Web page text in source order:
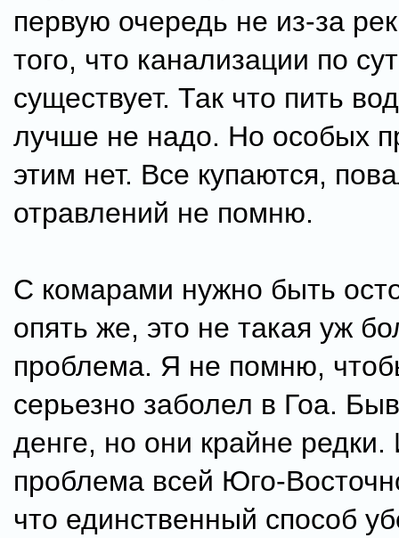
первую очередь не из-за
того, что канализации по
существует. Так что пить
лучше не надо. Но особых
этим нет. Все купаются,
отравлений не помню.
С комарами нужно быть
опять же, это не такая уж
проблема. Я не помню,
серьезно заболел в Гоа.
денге, но они крайне редки.
проблема всей Юго-
что единственный способ